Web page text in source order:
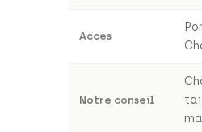
Accès
Notre conseil